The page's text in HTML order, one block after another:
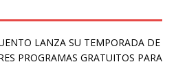
LANZA SU TEMPORADA DE
PROGRAMAS GRATUITOS PARA